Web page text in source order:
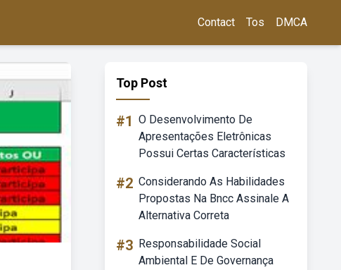
Contact Tos DMCA
Top Post
#1 O Desenvolvimento De
Apresentações Eletrônicas
Possui Certas Características
#2 Considerando As Habilidades
Propostas Na Bncc Assinale A
Alternativa Correta
#3 Responsabilidade Social
Ambiental E De Governança